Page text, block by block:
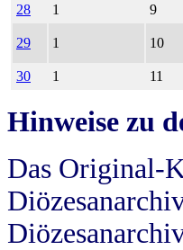
28
1 9
29 1 10
30 1 11
Hinweise zu
Das Original-